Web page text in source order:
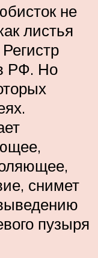
не
листья
РФ. Но
снимет
пузыря